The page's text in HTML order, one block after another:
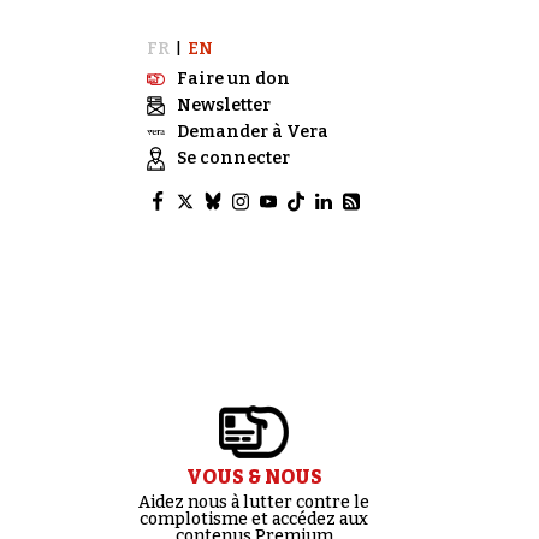
FR
EN
Faire un don
Newsletter
Demander à Vera
Se connecter
VOUS & NOUS
Aidez nous à lutter contre le
complotisme et accédez aux